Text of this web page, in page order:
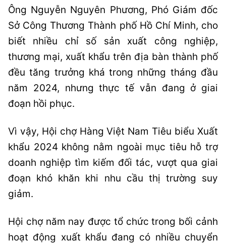
Ông Nguyễn Nguyên Phương, Phó Giám đốc
Sở Công Thương Thành phố Hồ Chí Minh, cho
biết nhiều chỉ số sản xuất công nghiệp,
thương mại, xuất khẩu trên địa bàn thành phố
đều tăng trưởng khá trong những tháng đầu
năm 2024, nhưng thực tế vẫn đang ở giai
đoạn hồi phục.
Vì vậy, Hội chợ Hàng Việt Nam Tiêu biểu Xuất
khẩu 2024 không nằm ngoài mục tiêu hỗ trợ
doanh nghiệp tìm kiếm đối tác, vượt qua giai
đoạn khó khăn khi nhu cầu thị trường suy
giảm.
Hội chợ năm nay được tổ chức trong bối cảnh
hoạt động xuất khẩu đang có nhiều chuyển